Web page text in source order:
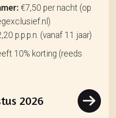
€7,50 per nacht (op
p.p.p.n. (vanaf 11 jaar)
10% korting (reeds
2026